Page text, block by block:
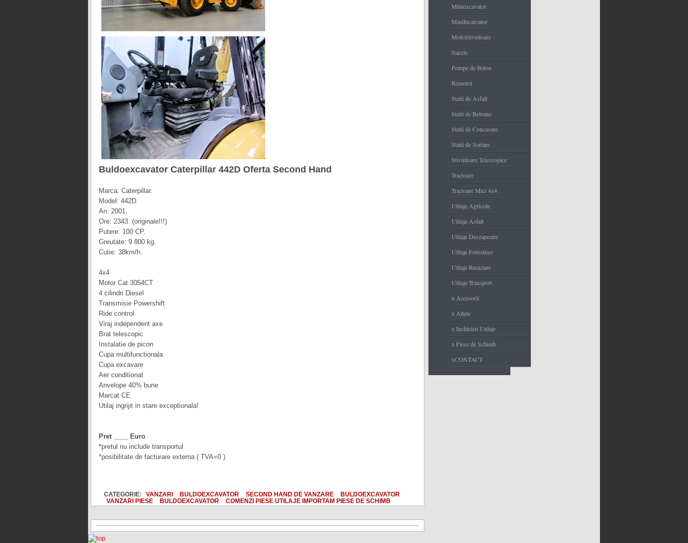
Buldoexcavator Caterpillar 442D Oferta Second Hand
Marca: Caterpillar.
Model: 442D.
An: 2001.
Ore: 2343. (originale!!!)
Putere: 100 CP.
Greutate: 9.800 kg.
Cutie: 38km/h.
4x4
Motor Cat 3054CT
4 cilindri Diesel
Transmisie Powershift
Ride control
Viraj independent axe
Brat telescopic
Instalatie de picon
Cupa multifunctionala
Cupa excavare
Aer conditionat
Anvelope 40% bune
Marcat CE
Utilaj ingrijit in stare exceptionala!
Pret ____ Euro
*pretul nu include transportul
*posibilitate de facturare externa ( TVA=0 )
CATEGORIE: VANZARI BULDOEXCAVATOR SECOND HAND DE VANZARE
BULDOEXCAVATOR
VANZARI PIESE
BULDOEXCAVATOR COMENZI PIESE UTILAJE IMPORTAM PIESE DE SCHIMB
Miniexcavator
MiniIncarcator
MotoStivuitoare
Nacele
Pompe de Beton
Remorci
Statii de Asfalt
Statii de Betoane
Statii de Concasare
Statii de Sortare
Stivuitoare Telescopice
Tractoare
Tractoare Mici 4x4
Utilaje Agricole
Utilaje Asfalt
Utilaje Deszapezire
Utilaje Forestiere
Utilaje Reciclare
Utilaje Transport
x Accesorii
x Altele
x Inchirieri Utilaje
x Piese de Schimb
xCONTACT